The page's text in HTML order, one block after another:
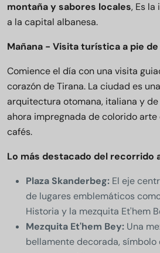
montaña y sabores locales, Es
a la capital albanesa.
Mañana - Visita turística a pie de
Comience el día con una visita
corazón de Tirana. La ciudad es
arquitectura otomana, italiana y
ahora impregnada de colorido
cafés.
Lo más destacado del recorrido
Plaza Skanderbeg: El eje
de lugares emblemáticos
Historia y la mezquita Et'hem
Mezquita Et'hem Bey: Una
bellamente decorada, símbolo